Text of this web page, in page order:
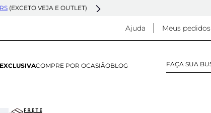
(EXCETO VEJA E OUTLET)
Ajuda Meus pedidos
COMPRE POR OCASIÃOBLOG